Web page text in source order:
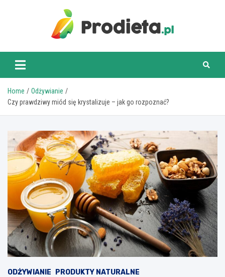
prodieta.pl
Home
Odżywianie
Czy prawdziwy miód się krystalizuje – jak go rozpoznać?
ODŻYWIANIE
PRODUKTY NATURALNE